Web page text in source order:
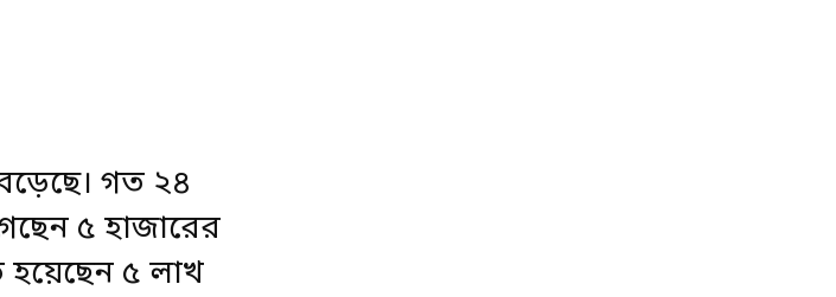
গত ২৪
৫ হাজারের
হয়েছেন ৫ লাখ